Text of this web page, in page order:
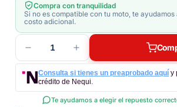
Compra con tranquilidad
Si no es compatible con tu moto, te ayudamos
costo adicional.
1
Consulta si tienes un preaprobado aquí y
crédito de Nequi.
Te ayudamos a elegir el repuesto